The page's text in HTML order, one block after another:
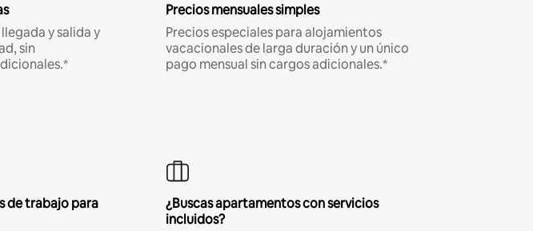
y salida y
sin
Precios mensuales simples
Precios especiales para alojamientos
vacacionales de larga duración y un único
pago mensual sin cargos adicionales.*
de trabajo para
¿Buscas apartamentos con servicios
incluidos?